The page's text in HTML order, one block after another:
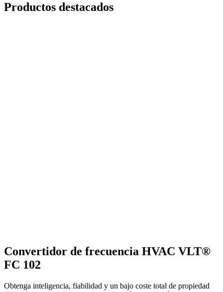
Productos destacados
Convertidor de frecuencia HVAC VLT®
FC 102
Obtenga inteligencia, fiabilidad y un bajo coste total de propiedad